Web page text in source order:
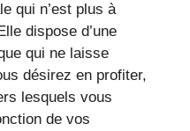
qui n’est plus à
dispose d’une
qui ne laisse
désirez en profiter,
lesquels vous
de vos